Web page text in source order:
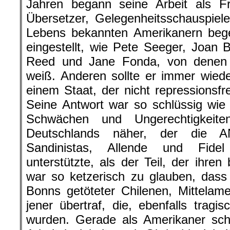
Jahren begann seine Arbeit als
Übersetzer,
Lebens bekannten Amerikanern
eingestellt, wie Pete Seeger, Joan
Reed und Jane Fonda, von
weiß. Anderen sollte er immer
einem Staat, der nicht
Seine Antwort war so schlüssig wie
Schwächen und
Deutschlands näher, der die
Sandinistas, Allende und
unterstützte, als der Teil, der ihren
war so ketzerisch zu glauben,
Bonns getöteter Chilenen,
jener übertraf, die, ebenfalls
wurden. Gerade als Amerikaner